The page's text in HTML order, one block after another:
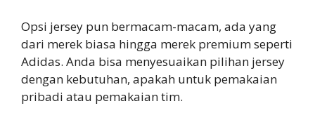
Opsi jersey pun bermacam-macam, ada yang
dari merek biasa hingga merek premium seperti
Adidas. Anda bisa menyesuaikan pilihan jersey
dengan kebutuhan, apakah untuk pemakaian
pribadi atau pemakaian tim.